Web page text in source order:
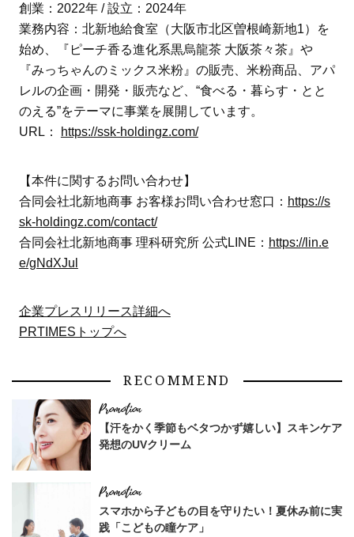
創業：2022年 / 設立：2024年
業務内容：北新地給食室（大阪市北区曽根崎新地1）を
始め、『ピーチ香る進化系黒烏龍茶 大阪茶々茶』や
『みっちゃんのミックス米粉』の販売、米粉商品、アパ
レルの企画・開発・販売など、“食べる・暮らす・とと
のえる”をテーマに事業を展開しています。
URL：
https://ssk-holdingz.com/
【本件に関するお問い合わせ】
合同会社北新地商事 お客様お問い合わせ窓口： https://s
sk-holdingz.com/contact/
合同会社北新地商事 理科研究所 公式LINE： https://lin.e
e/gNdXJul
企業プレスリリース詳細へ
PRTIMESトップへ
RECOMMEND
【汗をかく季節もベタつかず嬉しい】スキンケア
発想のUVクリーム
スマホから子どもの目を守りたい！夏休み前に実
践「こどもの瞳ケア」